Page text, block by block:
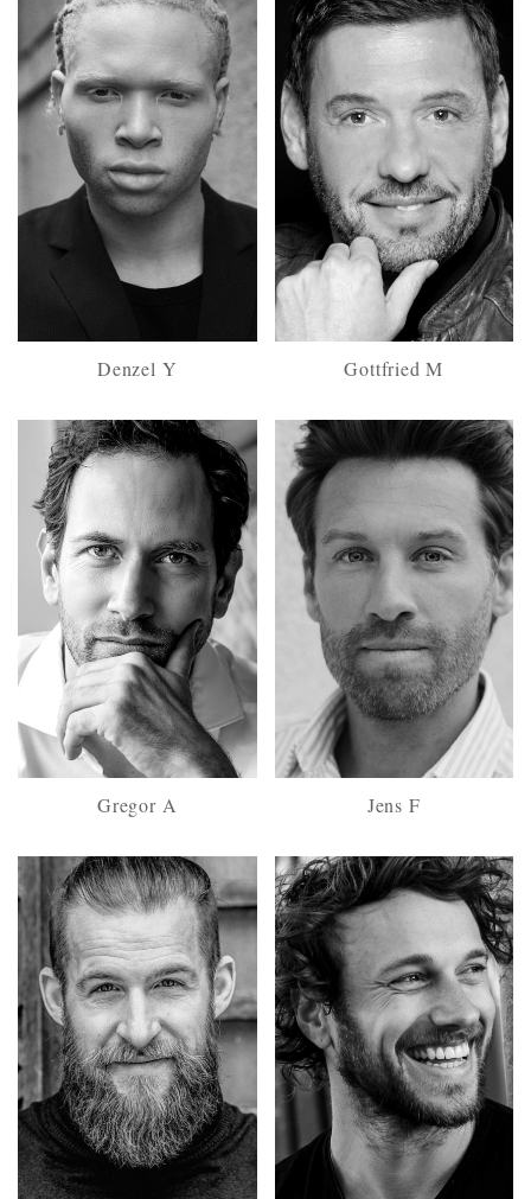
Denzel Y Gottfried M
Gregor A Jens F